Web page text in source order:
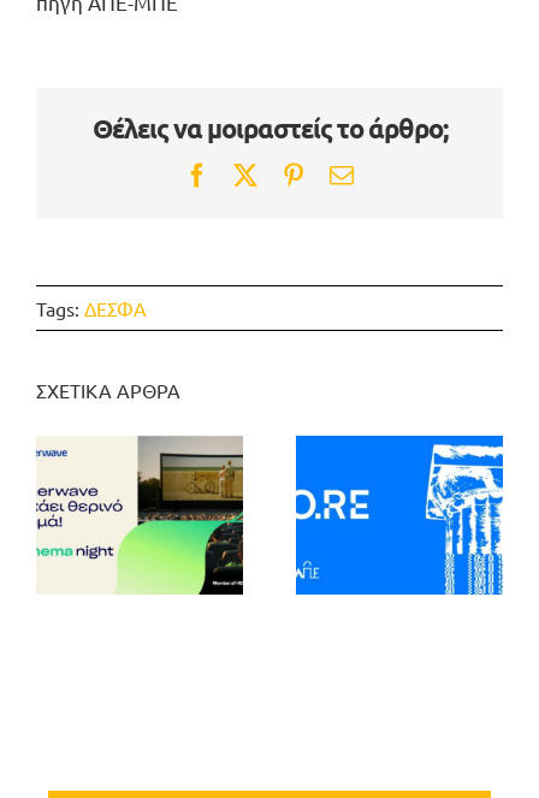
Θέλεις να μοιραστείς το άρθρο;
Facebook
TwitterPinterest
Email
Tags: ΔΕΣΦΑ
ΣΧΕΤΙΚΑ ΑΡΘΡΑ